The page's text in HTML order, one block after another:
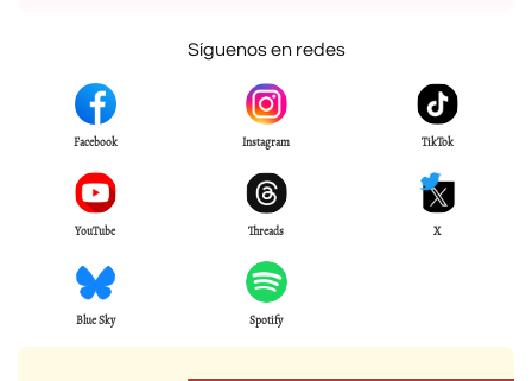
Síguenos en redes
Facebook Instagram TikTok
YouTube Threads X
Blue Sky Spotify